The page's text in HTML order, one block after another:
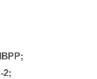
2;